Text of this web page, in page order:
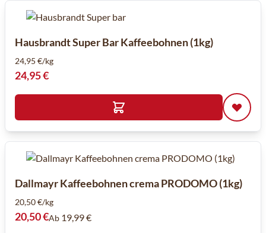
Hausbrandt Super Bar Kaffeebohnen (1kg)
24,95 €/kg
24,95 €
Dallmayr Kaffeebohnen crema PRODOMO (1kg)
20,50 €/kg
20,50 €Ab 19,99 €